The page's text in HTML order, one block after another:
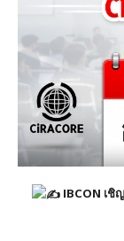
IBCON เชิ